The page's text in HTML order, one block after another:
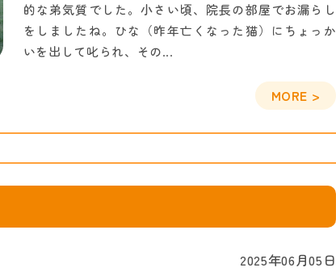
的な弟気質でした。小さい頃、院長の部屋でお漏らし
をしましたね。ひな（昨年亡くなった猫）にちょっか
いを出して叱られ、その...
2025年06月05日